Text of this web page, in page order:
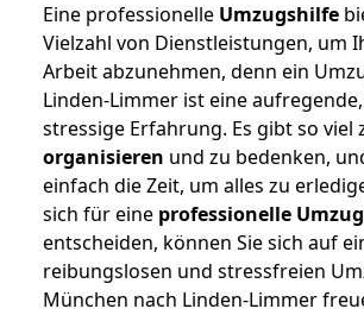
Eine professionelle Umzugshilfe
Vielzahl von Dienstleistungen, um
Arbeit abzunehmen, denn ein
Linden-Limmer ist eine
stressige Erfahrung. Es gibt so viel
organisieren und zu bedenken,
einfach die Zeit, um alles zu
sich für eine professionelle
entscheiden, können Sie sich auf
reibungslosen und stressfreien
München nach Linden-Limmer